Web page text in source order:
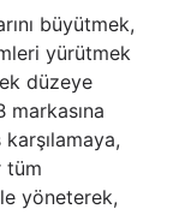
büyütmek,
yürütmek
düzeye
tüm
yöneterek,